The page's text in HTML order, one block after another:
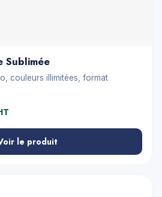
Sublimée
couleurs illimitées, format
le produit